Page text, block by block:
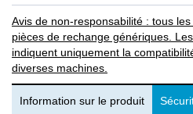
Avis de non-responsabilité : tous
pièces de rechange génériques.
indiquent uniquement la
diverses machines.
Information sur le produit